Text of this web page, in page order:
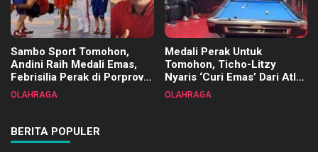
Sambo Sport Tomohon,
Andini Raih Medali Emas,
Febrisilia Perak di Porprov
Sulut 2025
OLAHRAGA
Medali Perak Untuk
Tomohon, Ticho-Litzy
Nyaris ‘Curi Emas’ Dari Atlet
Biliar PON di Porprov Sulut
OLAHRAGA
BERITA POPULER